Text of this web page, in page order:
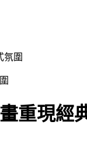
氛圍
重現經